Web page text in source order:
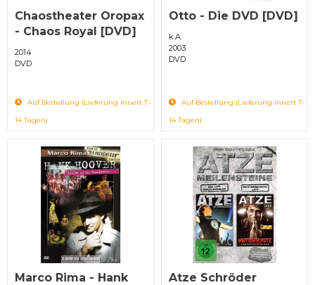
Chaostheater Oropax
- Chaos Royal [DVD]
2014
DVD
Auf Bestellung (Lieferung innert 7-
14 Tagen)
Otto - Die DVD [DVD]
k.A.
2003
DVD
Auf Bestellung (Lieferung innert 7-
14 Tagen)
Marco Rima - Hank
Atze Schröder